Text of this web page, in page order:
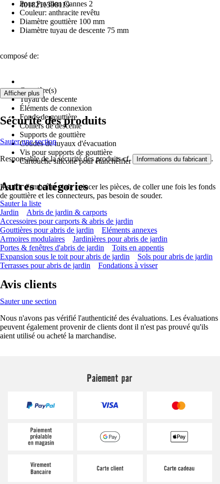
4018211398119
Pour Pavillon Cannes 2
Couleur: anthracite revêtu
Diamètre gouttière 100 mm
Diamètre tuyau de descente 75 mm
composé de:
Gouttière(s)
Tuyau de descente
Éléments de connexion
Fonds de gouttière
Colliers de descente
Supports de gouttière
Coudes de tuyaux d'évacuation
Vis pour supports de gouttière
Cartouche silicone pour étanchéifier
Il suffit d'emboîter et de coincer les pièces, de coller une fois les fonds
de gouttière et les connecteurs, pas besoin de souder.
Afficher plus
Sécurité des produits
Sauter une section
Responsable de la sécurité des produits cf. Informations du fabricant .
Autres catégories
Sauter la liste
Jardin
Abris de jardin & carports
Accessoires pour carports & abris de jardin
Gouttières pour abris de jardin
Eléments annexes
Armoires modulaires
Jardinières pour abris de jardin
Portes & fenêtres d'abris de jardin
Toits en appentis
Expansion sous le toit pour abris de jardin
Sols pour abris de jardin
Terrasses pour abris de jardin
Fondations à visser
Avis clients
Sauter une section
Nous n'avons pas vérifié l'authenticité des évaluations. Les évaluations
peuvent également provenir de clients dont il n'est pas prouvé qu'ils
aient utilisé ou acheté la marchandise.
Paiement par